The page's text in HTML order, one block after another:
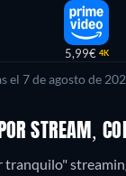
5,99€ 4K
el 7 de agosto de
STREAM,